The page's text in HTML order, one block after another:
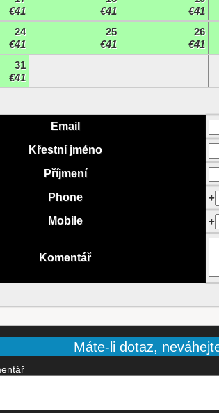
€41
€41
€41
24
€41
25
€41
26
€41
31
€41
Email
Křestní jméno
Příjmení
Phone
+
Mobile
+
Komentář
Máte-li dotaz,